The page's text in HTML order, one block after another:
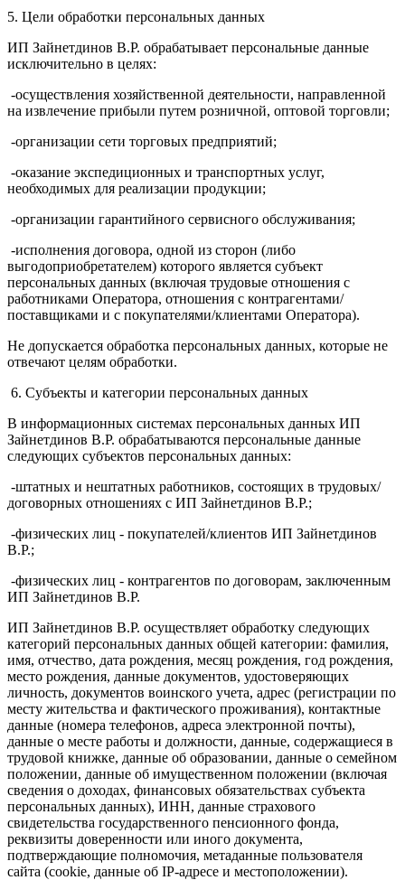
5. Цели обработки персональных данных
ИП Зайнетдинов В.Р. обрабатывает персональные данные
исключительно в целях:
-осуществления хозяйственной деятельности, направленной
на извлечение прибыли путем розничной, оптовой торговли;
-организации сети торговых предприятий;
-оказание экспедиционных и транспортных услуг,
необходимых для реализации продукции;
-организации гарантийного сервисного обслуживания;
-исполнения договора, одной из сторон (либо
выгодоприобретателем) которого является субъект
персональных данных (включая трудовые отношения с
работниками Оператора, отношения с контрагентами/
поставщиками и с покупателями/клиентами Оператора).
Не допускается обработка персональных данных, которые не
отвечают целям обработки.
6. Субъекты и категории персональных данных
В информационных системах персональных данных ИП
Зайнетдинов В.Р. обрабатываются персональные данные
следующих субъектов персональных данных:
-штатных и нештатных работников, состоящих в трудовых/
договорных отношениях с ИП Зайнетдинов В.Р.;
-физических лиц - покупателей/клиентов ИП Зайнетдинов
В.Р.;
-физических лиц - контрагентов по договорам, заключенным
ИП Зайнетдинов В.Р.
ИП Зайнетдинов В.Р. осуществляет обработку следующих
категорий персональных данных общей категории: фамилия,
имя, отчество, дата рождения, месяц рождения, год рождения,
место рождения, данные документов, удостоверяющих
личность, документов воинского учета, адрес (регистрации по
месту жительства и фактического проживания), контактные
данные (номера телефонов, адреса электронной почты),
данные о месте работы и должности, данные, содержащиеся в
трудовой книжке, данные об образовании, данные о семейном
положении, данные об имущественном положении (включая
сведения о доходах, финансовых обязательствах субъекта
персональных данных), ИНН, данные страхового
свидетельства государственного пенсионного фонда,
реквизиты доверенности или иного документа,
подтверждающие полномочия, метаданные пользователя
сайта (cookie, данные об IP-адресе и местоположении).